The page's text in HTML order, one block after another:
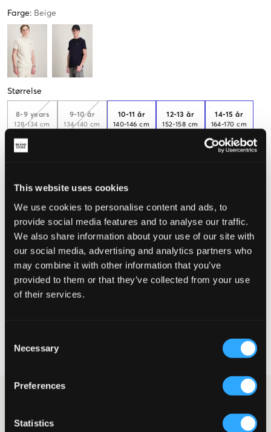
This website uses cookies
We use cookies to personalise content and ads, to
provide social media features and to analyse our traffic.
We also share information about your use of our site with
our social media, advertising and analytics partners who
may combine it with other information that you’ve
provided to them or that they’ve collected from your use
of their services.
Selection
Necessary
Preferences
Statistics
Farge: Beige
Størrelse
8-9 years
128-134 cm
9-10 år
134-140 cm
10-11 år
140-146 cm
12-13 år
152-158 cm
14-15 år
164-170 cm
Få igjen
Opplevd størrelse
STØRRELSESTABELL
VELG EN STØRRELSE
Fri frakt over 999 kr
Lys beige frotté T-skjorte fra Lyle & Scott. T-skjorten har rund
sitter på en lapp og er plassert på brystet. Match gjerne dette